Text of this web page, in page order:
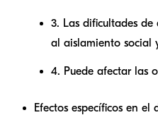
3. Las dificultades
al aislamiento social
4. Puede afectar las
Efectos específicos en el